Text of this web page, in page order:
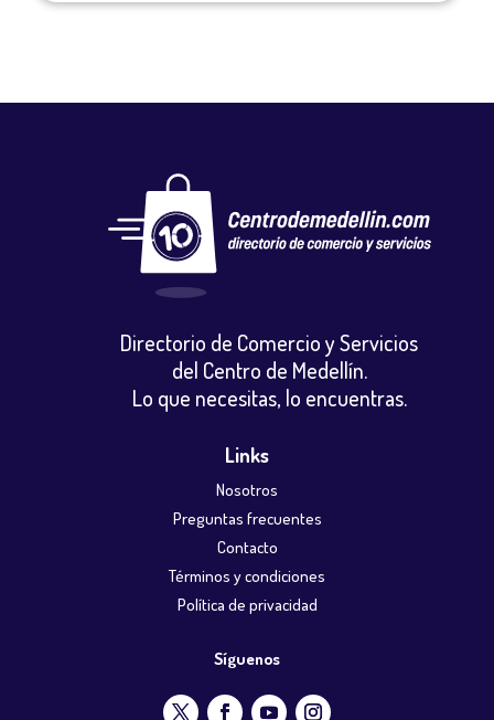
Directorio de Comercio y Servicios
del Centro de Medellín.
Lo que necesitas, lo encuentras.
Links
Nosotros
Preguntas frecuentes
Contacto
Términos y condiciones
Política de privacidad
Síguenos